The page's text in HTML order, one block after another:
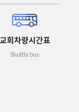
교회차량시간표
Shuttle bus